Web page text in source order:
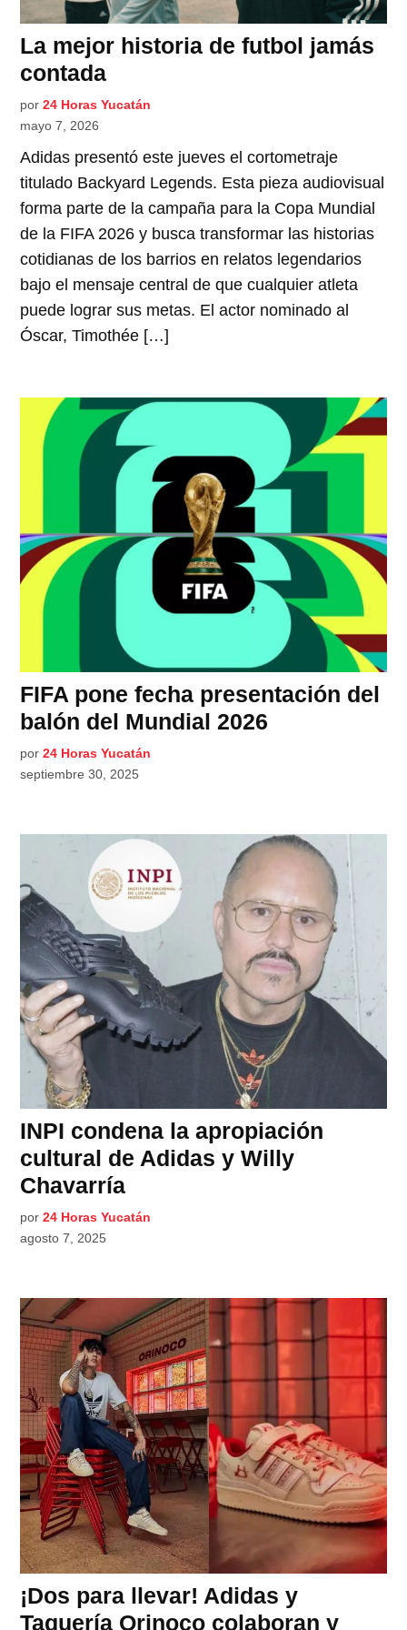
La mejor historia de futbol jamás
contada
por 24 Horas Yucatán
mayo 7, 2026
Adidas presentó este jueves el cortometraje
titulado Backyard Legends. Esta pieza audiovisual
forma parte de la campaña para la Copa Mundial
de la FIFA 2026 y busca transformar las historias
cotidianas de los barrios en relatos legendarios
bajo el mensaje central de que cualquier atleta
puede lograr sus metas. El actor nominado al
Óscar, Timothée […]
FIFA pone fecha presentación del
balón del Mundial 2026
por 24 Horas Yucatán
septiembre 30, 2025
INPI condena la apropiación
cultural de Adidas y Willy
Chavarría
por 24 Horas Yucatán
agosto 7, 2025
¡Dos para llevar! Adidas y
Taquería Orinoco colaboran y